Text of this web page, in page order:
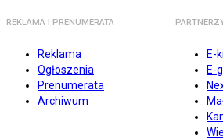
REKLAMA I PRENUMERATA
Reklama
Ogłoszenia
Prenumerata
Archiwum
E-
E-